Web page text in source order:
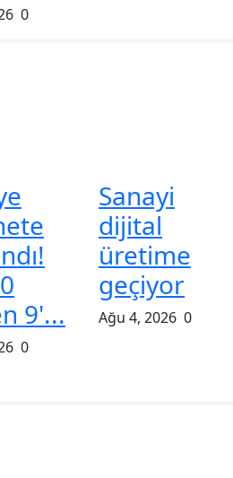
0
9'...
0
Sanayi
dijital
üretime
geçiyor
Ağu 4, 2026 0